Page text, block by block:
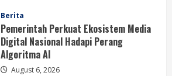
Berita
Pemerintah Perkuat Ekosistem Media
Digital Nasional Hadapi Perang
Algoritma AI
August 6, 2026